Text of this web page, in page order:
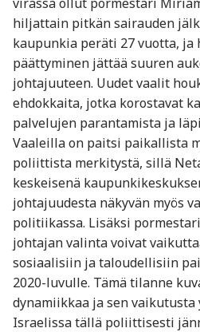
hiljattain pitkän sairauden
kaupunkia peräti 27 vuotta, ja
päättyminen jättää suuren
johtajuuteen. Uudet vaalit
ehdokkaita, jotka korostavat
palvelujen parantamista ja
Vaaleilla on paitsi paikallista
poliittista merkitystä, sillä
keskeisenä
johtajuudesta näkyvän myös
politiikassa. Lisäksi
johtajan valinta voivat
sosiaalisiin ja taloudellisiin
2020-luvulle. Tämä tilanne
dynamiikkaa ja sen
Israelissa tällä poliittisesti